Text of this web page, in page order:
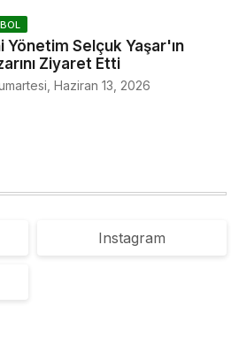
Yönetim Selçuk Yaşar'ın
Ziyaret Etti
Haziran 13, 2026
Instagram